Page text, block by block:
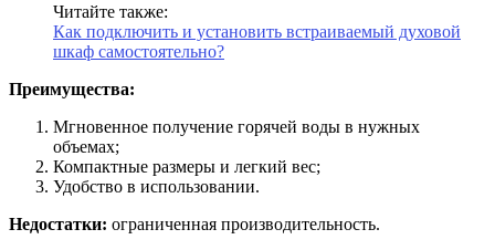
Читайте также:
Как подключить и установить встраиваемый духовой
шкаф самостоятельно?
Преимущества:
Мгновенное получение горячей воды в нужных
объемах;
Компактные размеры и легкий вес;
Удобство в использовании.
Недостатки: ограниченная производительность.